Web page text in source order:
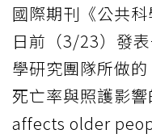
國際期刊《公共科
日前（3/23）發
學研究團隊所做
死亡率與照護影
affects older